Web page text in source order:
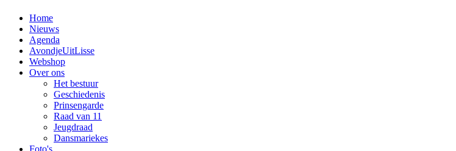
Home
Nieuws
Agenda
AvondjeUitLisse
Webshop
Over ons
Het bestuur
Geschiedenis
Prinsengarde
Raad van 11
Jeugdraad
Dansmariekes